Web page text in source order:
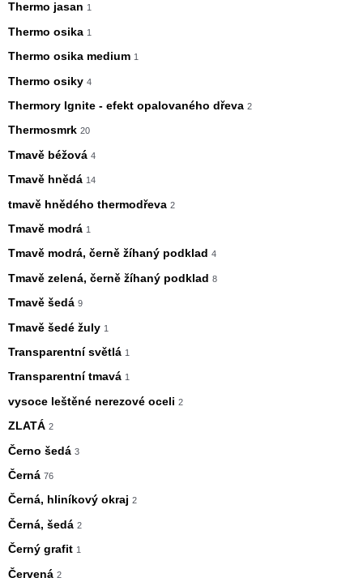
Thermo jasan 1
Thermo osika 1
Thermo osika medium 1
Thermo osiky 4
Thermory Ignite - efekt opalovaného dřeva 2
Thermosmrk 20
Tmavě béžová 4
Tmavě hnědá 14
tmavě hnědého thermodřeva 2
Tmavě modrá 1
Tmavě modrá, černě žíhaný podklad 4
Tmavě zelená, černě žíhaný podklad 8
Tmavě šedá 9
Tmavě šedé žuly 1
Transparentní světlá 1
Transparentní tmavá 1
vysoce leštěné nerezové oceli 2
ZLATÁ 2
Černo šedá 3
Černá 76
Černá, hliníkový okraj 2
Černá, šedá 2
Černý grafit 1
Červená 2